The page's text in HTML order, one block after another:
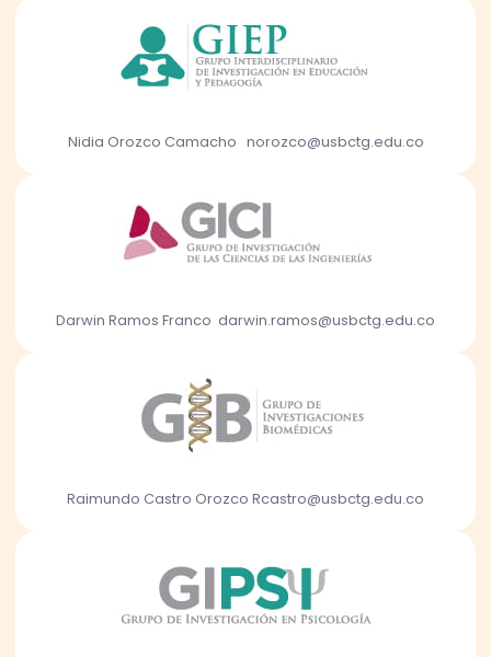
Nidia Orozco Camacho norozco@usbctg.edu.co
Darwin Ramos Franco darwin.ramos@usbctg.edu.co
Raimundo Castro Orozco Rcastro@usbctg.edu.co